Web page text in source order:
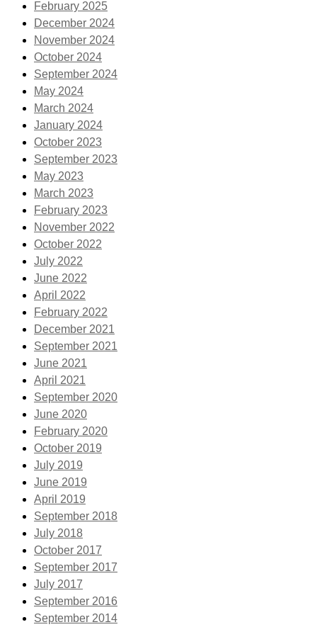
February 2025
December 2024
November 2024
October 2024
September 2024
May 2024
March 2024
January 2024
October 2023
September 2023
May 2023
March 2023
February 2023
November 2022
October 2022
July 2022
June 2022
April 2022
February 2022
December 2021
September 2021
June 2021
April 2021
September 2020
June 2020
February 2020
October 2019
July 2019
June 2019
April 2019
September 2018
July 2018
October 2017
September 2017
July 2017
September 2016
September 2014